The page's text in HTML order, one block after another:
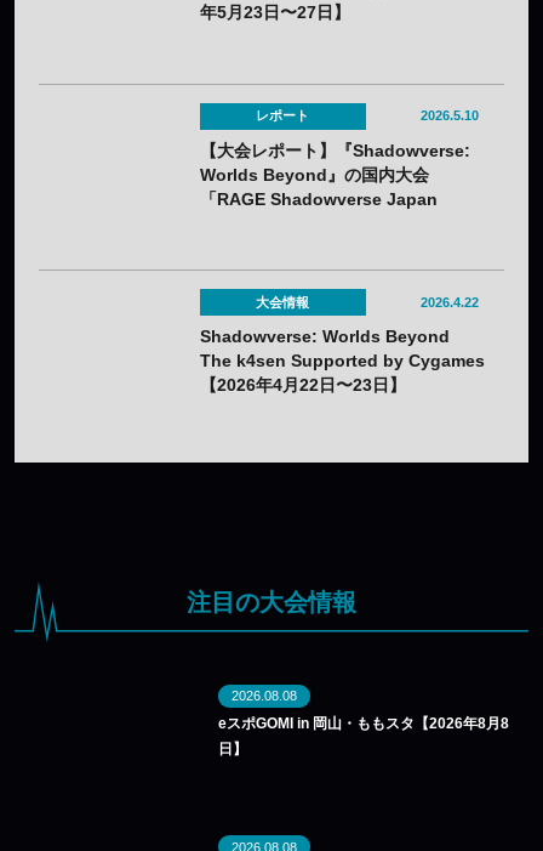
年5月23日〜27日】
レポート 2026.5.10
【大会レポート】『Shadowverse:
Worlds Beyond』の国内大会
「RAGE Shadowverse Japan
大会情報 2026.4.22
Shadowverse: Worlds Beyond
The k4sen Supported by Cygames
【2026年4月22日〜23日】
注目の大会情報
2026.08.08
eスポGOMI in 岡山・ももスタ【2026年8月8
日】
2026.08.08